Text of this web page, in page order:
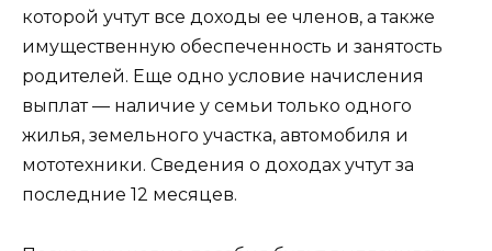
которой учтут все доходы ее членов, а также
имущественную обеспеченность и занятость
родителей. Еще одно условие начисления
выплат — наличие у семьи только одного
жилья, земельного участка, автомобиля и
мототехники. Сведения о доходах учтут за
последние 12 месяцев.